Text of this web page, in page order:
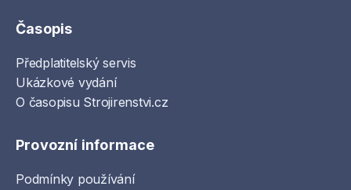
Časopis
Předplatitelský servis
Ukázkové vydání
O časopisu Strojirenstvi.cz
Provozní informace
Podmínky používání